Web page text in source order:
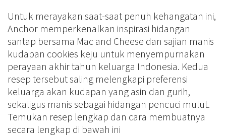
Untuk merayakan saat-saat penuh kehangatan ini,
Anchor memperkenalkan inspirasi hidangan
santap bersama Mac and Cheese dan sajian manis
kudapan cookies keju untuk menyempurnakan
perayaan akhir tahun keluarga Indonesia. Kedua
resep tersebut saling melengkapi preferensi
keluarga akan kudapan yang asin dan gurih,
sekaligus manis sebagai hidangan pencuci mulut.
Temukan resep lengkap dan cara membuatnya
secara lengkap di bawah ini